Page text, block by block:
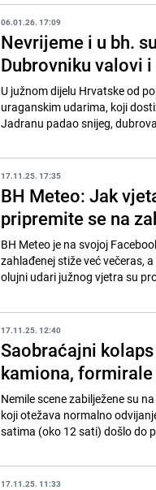
06.01.26. 17:09
Nevrijeme i u bh.
Dubrovniku valovi
U južnom dijelu Hrvatske od
uraganskim udarima, koji
Jadranu padao snijeg,
17.11.25. 17:35
BH Meteo: Jak
pripremite se na
BH Meteo je na svojoj
zahlađenej stiže već večeras,
olujni udari južnog vjetra su
17.11.25. 12:40
Saobraćajni
kamiona, formirale
Nemile scene zabilježene su
koji otežava normalno
satima (oko 12 sati) došlo do
17.11.25. 11:33